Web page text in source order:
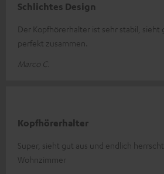
Schlichtes Design
Der Kopfhörerhalter ist sehr stabil, sieht
perfekt zusammen.
Marco C.
Kopfhörerhalter
Super, sieht gut aus und endlich
Wohnzimmer